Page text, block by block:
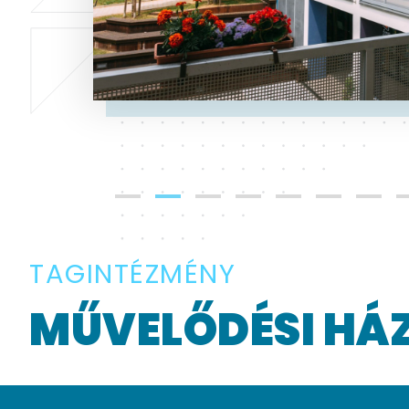
TAGINTÉZMÉNY
MŰVELŐDÉSI